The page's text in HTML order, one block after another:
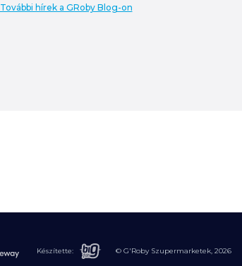
MEGRENDELÉS
További hírek a GRoby Blog-on
Készítette: © G'Roby Szupermarketek, 2026